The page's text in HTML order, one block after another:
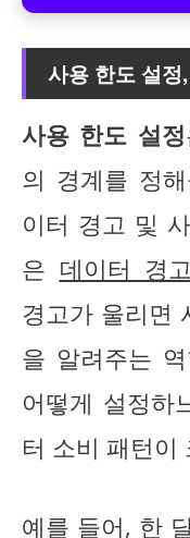
사용 한도 설정
사용 한도 설정
의 경계를 정
이터 경고 및
은 데이터 경
경고가 울리면
을 알려주는
어떻게 설정하
터 소비 패턴이
예를 들어, 한